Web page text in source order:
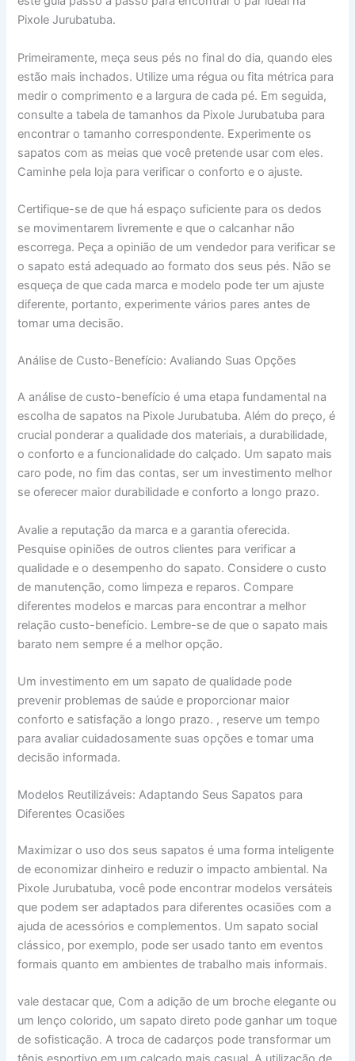
Pixole Jurubatuba.
Primeiramente, meça seus pés no final do dia, quando eles
estão mais inchados. Utilize uma régua ou fita métrica para
medir o comprimento e a largura de cada pé. Em seguida,
consulte a tabela de tamanhos da Pixole Jurubatuba para
encontrar o tamanho correspondente. Experimente os
sapatos com as meias que você pretende usar com eles.
Caminhe pela loja para verificar o conforto e o ajuste.
Certifique-se de que há espaço suficiente para os dedos
se movimentarem livremente e que o calcanhar não
escorrega. Peça a opinião de um vendedor para verificar se
o sapato está adequado ao formato dos seus pés. Não se
esqueça de que cada marca e modelo pode ter um ajuste
diferente, portanto, experimente vários pares antes de
tomar uma decisão.
Análise de Custo-Benefício: Avaliando Suas Opções
A análise de custo-benefício é uma etapa fundamental na
escolha de sapatos na Pixole Jurubatuba. Além do preço, é
crucial ponderar a qualidade dos materiais, a durabilidade,
o conforto e a funcionalidade do calçado. Um sapato mais
caro pode, no fim das contas, ser um investimento melhor
se oferecer maior durabilidade e conforto a longo prazo.
Avalie a reputação da marca e a garantia oferecida.
Pesquise opiniões de outros clientes para verificar a
qualidade e o desempenho do sapato. Considere o custo
de manutenção, como limpeza e reparos. Compare
diferentes modelos e marcas para encontrar a melhor
relação custo-benefício. Lembre-se de que o sapato mais
barato nem sempre é a melhor opção.
Um investimento em um sapato de qualidade pode
prevenir problemas de saúde e proporcionar maior
conforto e satisfação a longo prazo. , reserve um tempo
para avaliar cuidadosamente suas opções e tomar uma
decisão informada.
Modelos Reutilizáveis: Adaptando Seus Sapatos para
Diferentes Ocasiões
Maximizar o uso dos seus sapatos é uma forma inteligente
de economizar dinheiro e reduzir o impacto ambiental. Na
Pixole Jurubatuba, você pode encontrar modelos versáteis
que podem ser adaptados para diferentes ocasiões com a
ajuda de acessórios e complementos. Um sapato social
clássico, por exemplo, pode ser usado tanto em eventos
formais quanto em ambientes de trabalho mais informais.
vale destacar que, Com a adição de um broche elegante ou
um lenço colorido, um sapato direto pode ganhar um toque
de sofisticação. A troca de cadarços pode transformar um